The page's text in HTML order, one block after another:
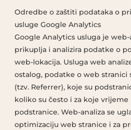
Odredbe o zaštiti podataka o
usluge Google Analytics
Google Analytics usluga je web-
prikuplja i analizira podatke o
web-lokacija. Usluga web
ostalog, podatke o web stranici
(tzv. Referrer), koje su
koliko su često i za koje
podstranice. Web-analiza se
optimizaciju web stranice i za